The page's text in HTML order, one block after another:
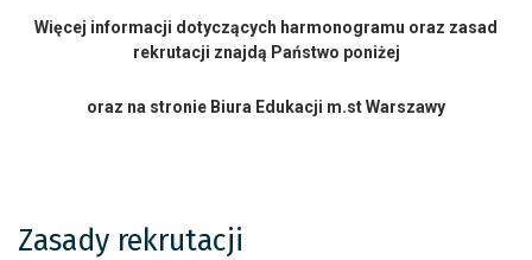
Więcej informacji dotyczących harmonogramu oraz zasad
rekrutacji znajdą Państwo poniżej
oraz na stronie Biura Edukacji m.st Warszawy
Zasady rekrutacji